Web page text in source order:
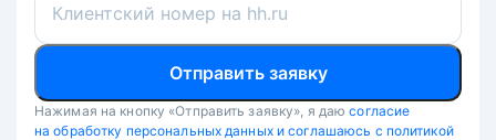
Клиентский номер на hh.ru
Отправить заявку
Нажимая на кнопку «Отправить заявку», я даю согласие
на обработку персональных данных и соглашаюсь с политикой